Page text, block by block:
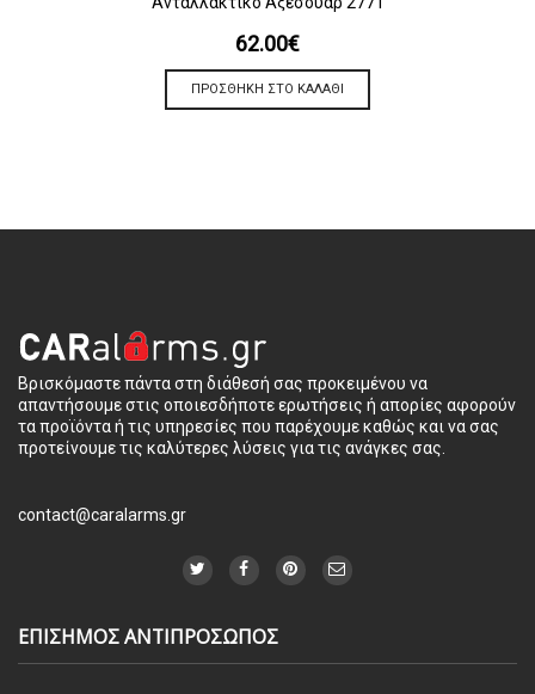
62.00€
ΠΡΟΣΘΉΚΗ ΣΤΟ ΚΑΛΆΘΙ
Βρισκόμαστε πάντα στη διάθεσή σας προκειμένου να
απαντήσουμε στις οποιεσδήποτε ερωτήσεις ή απορίες αφορούν
τα προϊόντα ή τις υπηρεσίες που παρέχουμε καθώς και να σας
προτείνουμε τις καλύτερες λύσεις για τις ανάγκες σας.
contact@caralarms.gr
ΕΠΙΣΗΜΟΣ ΑΝΤΙΠΡΟΣΩΠΟΣ